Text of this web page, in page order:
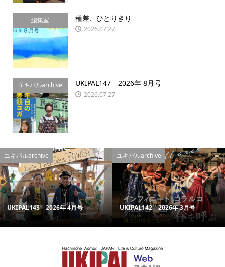
編集室 種差、ひとりきり
2026.07.27
ユキパルarchive UKIPAL147 2026年 8月号
2026.07.27
ユキパルarchive
UKIPAL143 2026年 4月号
ユキパルarchive
UKIPAL142 2026年 3月号